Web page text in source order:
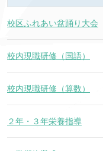
校区ふれあい盆踊り大会
校内現職研修（国語）
校内現職研修（算数）
２年・３年栄養指導